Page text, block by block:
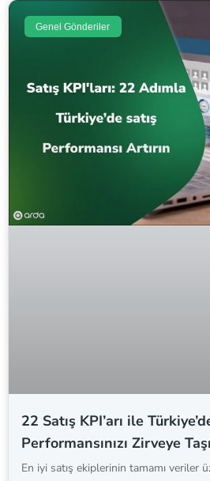
Genel Gönderiler
22 Satış KPI’arı ile
Performansınızı Zirveye
En iyi satış ekiplerinin tamamı veriler